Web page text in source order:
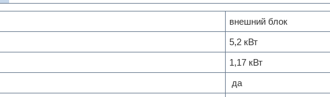
внешний блок
5,2 кВт
1,17 кВт
да